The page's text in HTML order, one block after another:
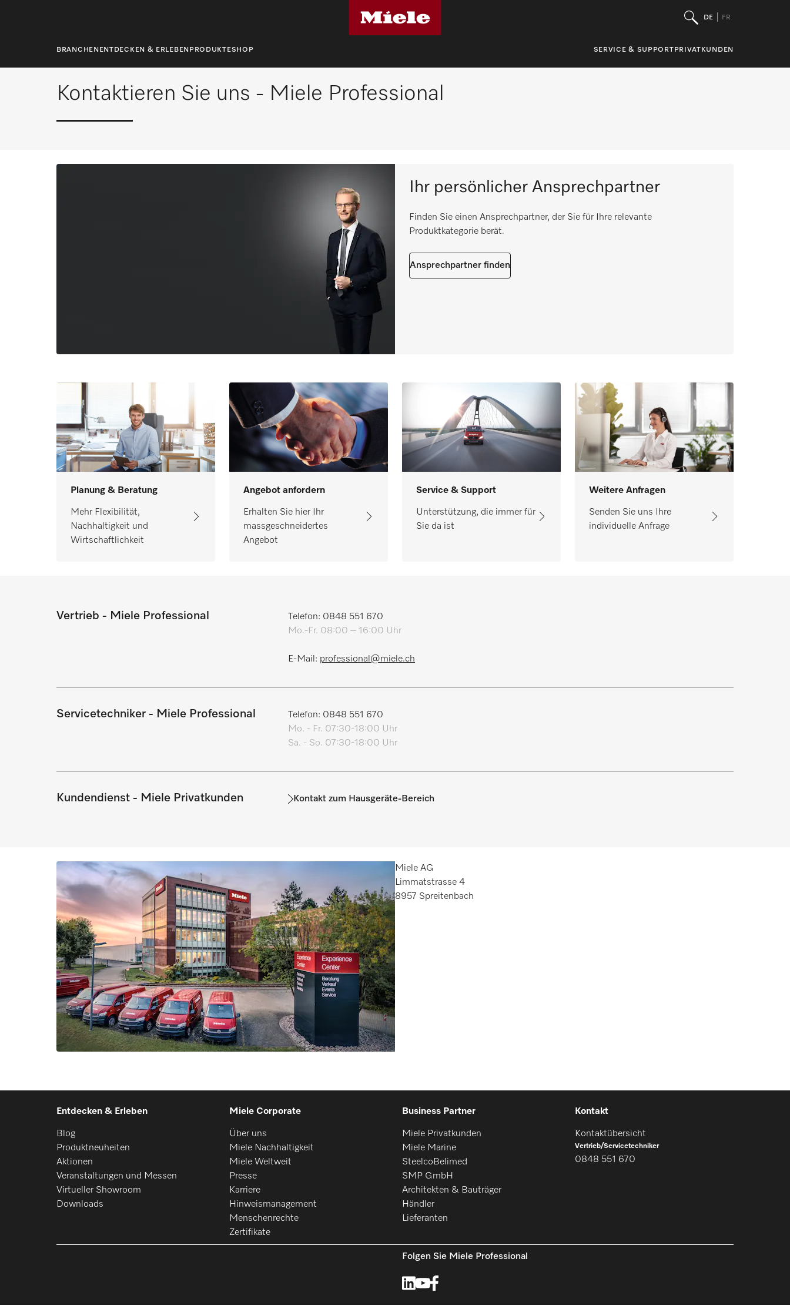
DE FR
BRANCHEN ENTDECKEN & ERLEBEN PRODUKTESHOP SERVICE & SUPPORT PRIVATKUNDEN
Startseite Startseite Kontakt
Kontaktieren Sie uns - Miele Professional
Ihr persönlicher Ansprechpartner
Finden Sie einen Ansprechpartner, der Sie für Ihre relevante
Produktkategorie berät.
Ansprechpartner finden
Planung & Beratung
Mehr Flexibilität,
Nachhaltigkeit und
Wirtschaftlichkeit
Angebot anfordern
Erhalten Sie hier Ihr
massgeschneidertes
Angebot
Service & Support
Unterstützung, die immer für
Sie da ist
Weitere Anfragen
Senden Sie uns Ihre
individuelle Anfrage
Vertrieb - Miele Professional
Telefon: 0848 551 670
Mo.-Fr. 08:00 – 16:00 Uhr
E-Mail: professional@miele.ch
Servicetechniker - Miele Professional
Telefon: 0848 551 670
Mo. - Fr. 07:30-18:00 Uhr
Sa. - So. 07:30-18:00 Uhr
Kundendienst - Miele Privatkunden Kontakt zum Hausgeräte-Bereich
Miele AG
Limmatstrasse 4
8957 Spreitenbach
Entdecken & Erleben
Blog
Produktneuheiten
Aktionen
Veranstaltungen und Messen
Virtueller Showroom
Downloads
Miele Corporate
Über uns
Miele Nachhaltigkeit
Miele Weltweit
Presse
Karriere
Hinweismanagement
Menschenrechte
Zertifikate
Business Partner
Miele Privatkunden
Miele Marine
SteelcoBelimed
SMP GmbH
Architekten & Bauträger
Händler
Lieferanten
Kontakt
Kontaktübersicht
Vertrieb/Servicetechniker
0848 551 670
Folgen Sie Miele Professional